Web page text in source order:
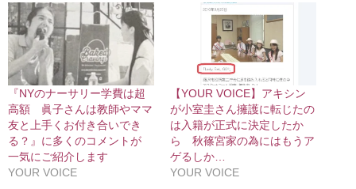
『NYのナーサリー学費は超
高額 眞子さんは教師やママ
友と上手くお付き合いでき
る？』に多くのコメントが
一気にご紹介します
YOUR VOICE
【YOUR VOICE】アキシン
が小室圭さん擁護に転じたの
は入籍が正式に決定したか
ら 秋篠宮家の為にはもうア
ゲるしか…
YOUR VOICE